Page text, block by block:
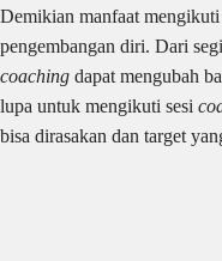
Demikian manfaat mengikuti
pengembangan diri. Dari
coaching dapat mengubah
lupa untuk mengikuti sesi
bisa dirasakan dan target